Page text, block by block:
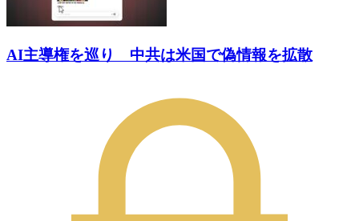
AI主導権を巡り 中共は米国で偽情報を拡散